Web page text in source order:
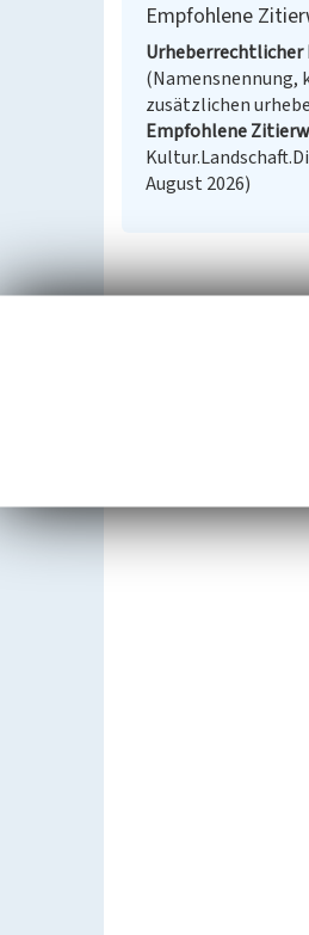
Empfohlene
Urheberrechtlicher
(Namensnennung,
zusätzlichen
Empfohlene
August 2026)